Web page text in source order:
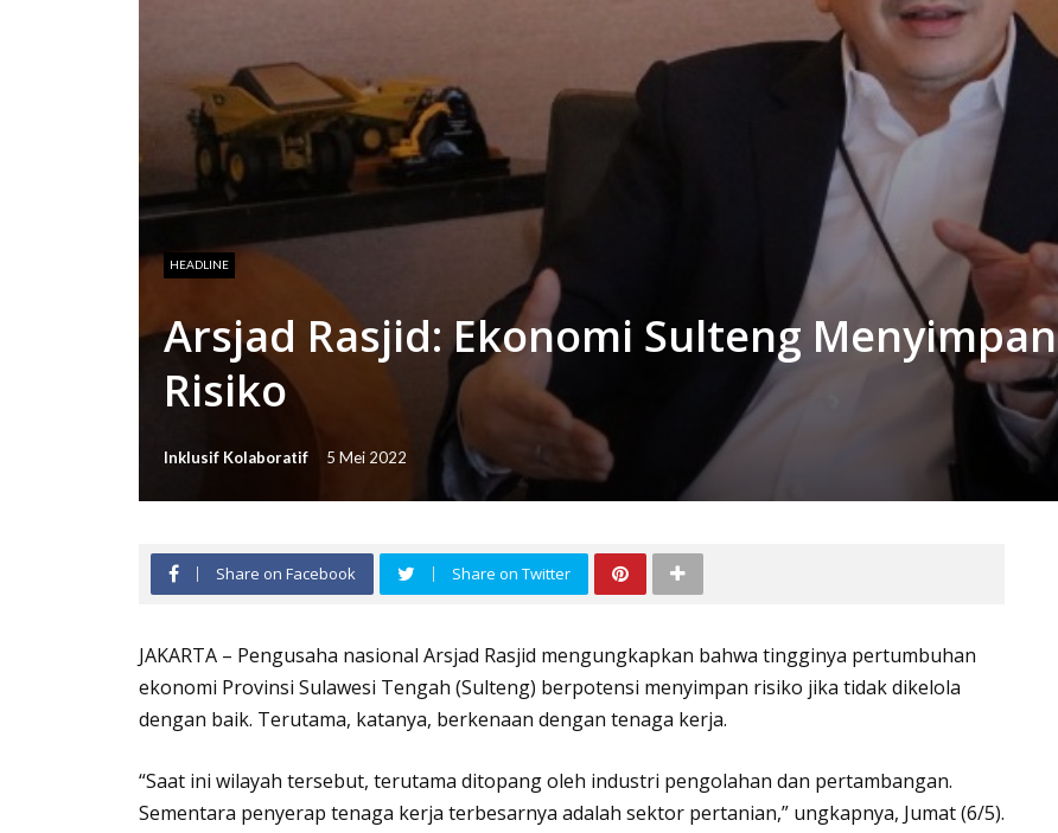
HEADLINE
Arsjad Rasjid: Ekonomi Sulteng Menyimpan
Risiko
Inklusif Kolaboratif 5 Mei 2022
Share on Facebook Share on Twitter
JAKARTA – Pengusaha nasional Arsjad Rasjid mengungkapkan bahwa tingginya pertumbuhan
ekonomi Provinsi Sulawesi Tengah (Sulteng) berpotensi menyimpan risiko jika tidak dikelola
dengan baik. Terutama, katanya, berkenaan dengan tenaga kerja.
“Saat ini wilayah tersebut, terutama ditopang oleh industri pengolahan dan pertambangan.
Sementara penyerap tenaga kerja terbesarnya adalah sektor pertanian,” ungkapnya, Jumat (6/5).